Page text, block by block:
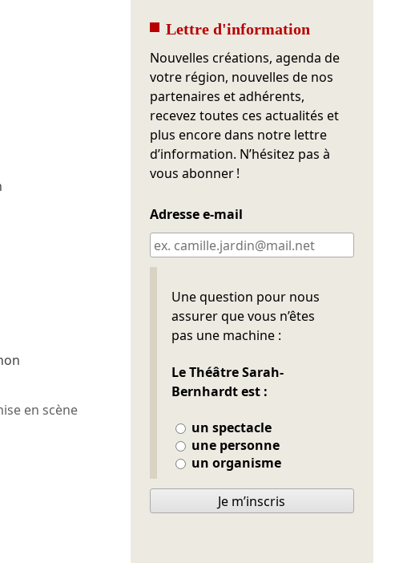
en scène
Lettre d'information
Nouvelles créations, agenda de
votre région, nouvelles de nos
partenaires et adhérents,
recevez toutes ces actualités et
plus encore dans notre lettre
d’information. N’hésitez pas à
vous abonner !
Adresse e-mail
Une question pour nous
assurer que vous n’êtes
pas une machine :
Le Théâtre Sarah-
Bernhardt est :
un spectacle
une personne
un organisme
Ne pas remplir
Je m’inscris